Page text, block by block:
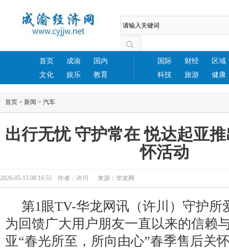
首页 成渝
国内
文化
娱乐 教育
国际 财经
区域
科技
旅游 健康
首页 > 新闻 > 汽车
出行无忧 守护常在 悦达起亚
怀活动
2026-05-13 08:16:55 作者：许川 来源：华龙网
第1眼TV-华龙网讯（许川）守护所
为回馈广大用户朋友一直以来的信赖
亚“春光所至，所向由心”春季售后关